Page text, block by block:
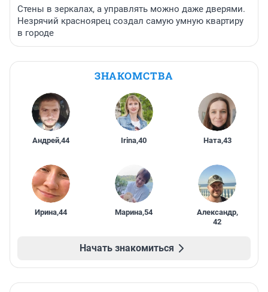
Стены в зеркалах, а управлять можно даже дверями.
Незрячий красноярец создал самую умную квартиру
в городе
ЗНАКОМСТВА
Андрей,44 Irina,40 Ната,43
Ирина,44 Марина,54 Александр,
42
Начать знакомиться